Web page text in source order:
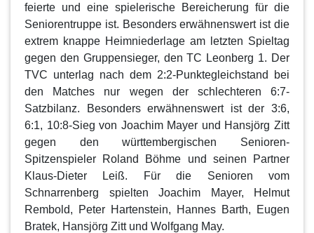
feierte und eine spielerische Bereicherung für die
Seniorentruppe ist. Besonders erwähnenswert ist die
extrem knappe Heimniederlage am letzten Spieltag
gegen den Gruppensieger, den TC Leonberg 1. Der
TVC unterlag nach dem 2:2-Punktegleichstand bei
den Matches nur wegen der schlechteren 6:7-
Satzbilanz. Besonders erwähnenswert ist der 3:6,
6:1, 10:8-Sieg von Joachim Mayer und Hansjörg Zitt
gegen den württembergischen Senioren-
Spitzenspieler Roland Böhme und seinen Partner
Klaus-Dieter Leiß. Für die Senioren vom
Schnarrenberg spielten Joachim Mayer, Helmut
Rembold, Peter Hartenstein, Hannes Barth, Eugen
Bratek, Hansjörg Zitt und Wolfgang May.